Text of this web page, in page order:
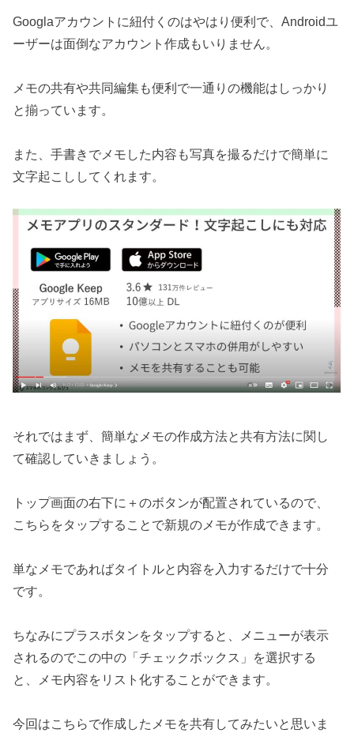
Googlaアカウントに紐付くのはやはり便利で、Androidユ
ーザーは面倒なアカウント作成もいりません。
メモの共有や共同編集も便利で一通りの機能はしっかり
と揃っています。
また、手書きでメモした内容も写真を撮るだけで簡単に
文字起こししてくれます。
それではまず、簡単なメモの作成方法と共有方法に関し
て確認していきましょう。
トップ画面の右下に＋のボタンが配置されているので、
こちらをタップすることで新規のメモが作成できます。
単なメモであればタイトルと内容を入力するだけで十分
です。
ちなみにプラスボタンをタップすると、メニューが表示
されるのでこの中の「チェックボックス」を選択する
と、メモ内容をリスト化することができます。
今回はこちらで作成したメモを共有してみたいと思いま